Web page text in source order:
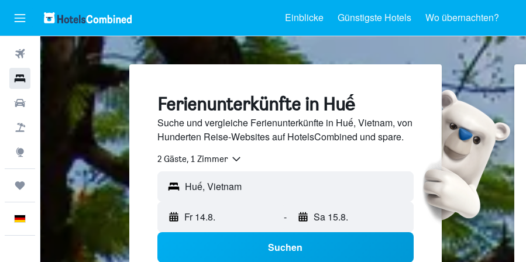
Einblicke Günstigste Hotels Wo übernachten?
Flüge
Mietwagen
Pauschalreisen
Deutsch
Ferienunterkünfte in Huế
Suche und vergleiche Ferienunterkünfte in Huế, Vietnam, von
Hunderten Reise-Websites auf HotelsCombined und spare.
2 Gäste, 1 Zimmer
Fr 14.8. - Sa 15.8.
Suchen